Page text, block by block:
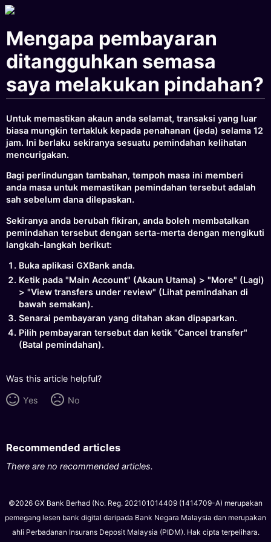
Mengapa pembayaran
ditangguhkan semasa
saya melakukan pindahan?
Untuk memastikan akaun anda selamat, transaksi yang luar
biasa mungkin tertakluk kepada penahanan (jeda) selama 12
jam. Ini berlaku sekiranya sesuatu pemindahan kelihatan
mencurigakan.
Bagi perlindungan tambahan, tempoh masa ini memberi
anda masa untuk memastikan pemindahan tersebut adalah
sah sebelum dana dilepaskan.
Sekiranya anda berubah fikiran, anda boleh membatalkan
pemindahan tersebut dengan serta-merta dengan mengikuti
langkah-langkah berikut:
Buka aplikasi GXBank anda.
Ketik pada "Main Account" (Akaun Utama) > "More" (Lagi)
> "View transfers under review" (Lihat pemindahan di
bawah semakan).
Senarai pembayaran yang ditahan akan dipaparkan.
Pilih pembayaran tersebut dan ketik "Cancel transfer"
(Batal pemindahan).
Was this article helpful?
Yes No
Recommended articles
There are no recommended articles.
©2026 GX Bank Berhad (No. Reg. 202101014409 (1414709-A) merupakan
pemegang lesen bank digital daripada Bank Negara Malaysia dan merupakan
ahli Perbadanan Insurans Deposit Malaysia (PIDM). Hak cipta terpelihara.